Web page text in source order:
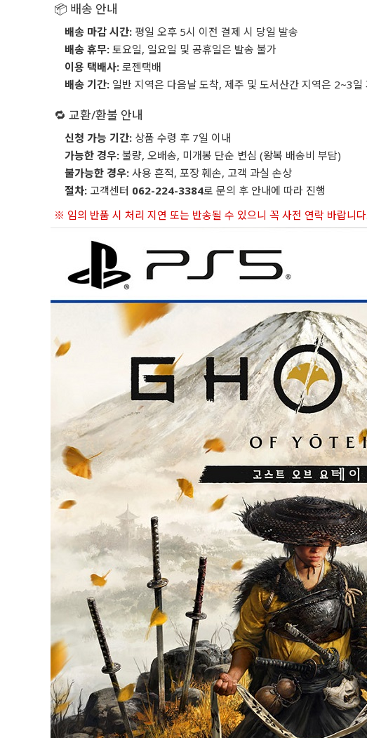
📦 배송 안내
배송 마감 시간: 평일 오후 5시 이전 결제 시 당일 발송
배송 휴무: 토요일, 일요일 및 공휴일은 발송 불가
이용 택배사: 로젠택배
배송 기간: 일반 지역은 다음날 도착, 제주 및 도서산간 지역은 2~3일
🔁 교환/환불 안내
신청 가능 기간: 상품 수령 후 7일 이내
가능한 경우: 불량, 오배송, 미개봉 단순 변심 (왕복 배송비 부담)
불가능한 경우: 사용 흔적, 포장 훼손, 고객 과실 손상
절차: 고객센터 062-224-3384로 문의 후 안내에 따라 진행
※ 임의 반품 시 처리 지연 또는 반송될 수 있으니 꼭 사전 연락 바랍니다.